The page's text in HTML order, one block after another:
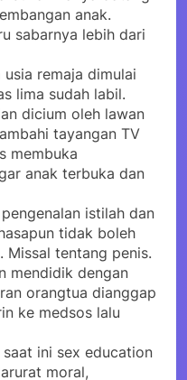
anak.
sabarnya lebih dari
remaja dimulai
lima sudah labil.
dicium oleh lawan
tayangan TV
membuka
anak terbuka dan
istilah dan
tidak boleh
Missal tentang penis.
mendidik dengan
orangtua dianggap
ke medsos lalu
ini sex education
moral,